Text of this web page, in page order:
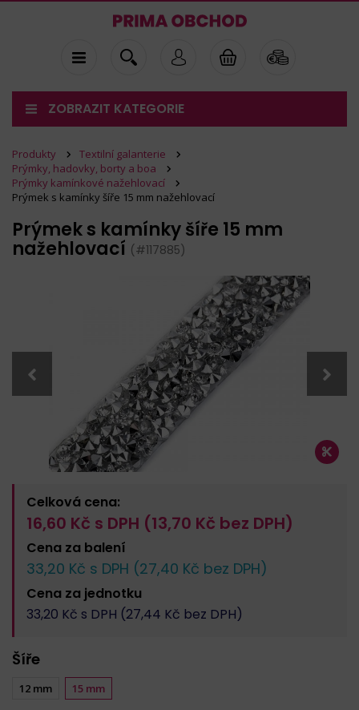
ZOBRAZIT KATEGORIE
Produkty
Textilní galanterie
Prýmky, hadovky, borty a boa
Prýmky kamínkové nažehlovací
Prýmek s kamínky šíře 15 mm nažehlovací
Prýmek s kamínky šíře 15 mm
nažehlovací (#117885)
Celková cena:
16,60 Kč s DPH (13,70 Kč bez DPH)
Cena za balení
33,20 Kč s DPH (27,40 Kč bez DPH)
Cena za jednotku
33,20 Kč s DPH (27,44 Kč bez DPH)
Šíře
12 mm 15 mm